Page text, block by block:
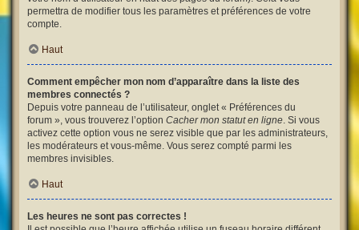
permettra de modifier tous les paramètres et préférences de votre
compte.
Haut
Comment empêcher mon nom d’apparaître dans la liste des
membres connectés ?
Depuis votre panneau de l’utilisateur, onglet « Préférences du
forum », vous trouverez l’option Cacher mon statut en ligne. Si vous
activez cette option vous ne serez visible que par les administrateurs,
les modérateurs et vous-même. Vous serez compté parmi les
membres invisibles.
Haut
Les heures ne sont pas correctes !